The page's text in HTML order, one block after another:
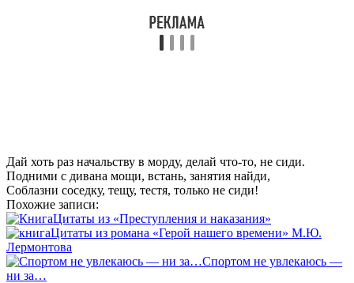
Дай хоть раз начальству в морду, делай что-то, не сиди.
Подними с дивана мощи, встань, занятия найди,
Соблазни соседку, тещу, тестя, только не сиди!
Похожие записи:
Цитаты из «Преступления и наказания»
Цитаты из романа «Герой нашего времени» М.Ю.
Лермонтова
Спортом не увлекаюсь —
ни за…